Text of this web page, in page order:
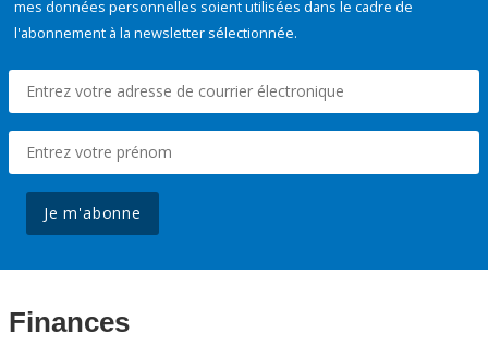
mes données personnelles soient utilisées dans le cadre de
l'abonnement à la newsletter sélectionnée.
Je m'abonne
Finances